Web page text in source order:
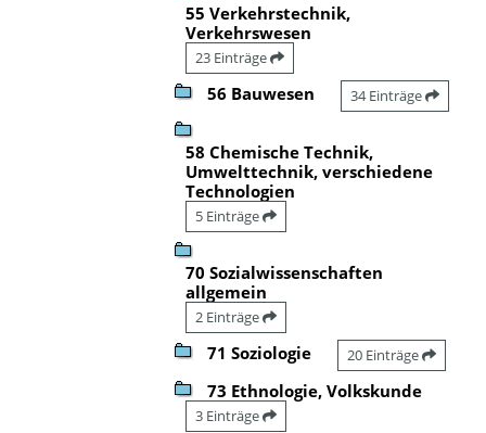
55 Verkehrstechnik,
Verkehrswesen
23 Einträge
56 Bauwesen 34 Einträge
58 Chemische Technik,
Umwelttechnik, verschiedene
Technologien
5 Einträge
70 Sozialwissenschaften
allgemein
2 Einträge
71 Soziologie 20 Einträge
73 Ethnologie, Volkskunde
3 Einträge